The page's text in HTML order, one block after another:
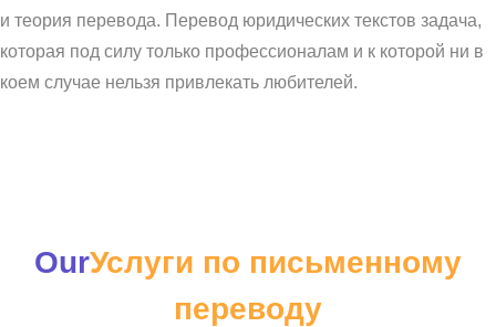
и теория перевода. Перевод юридических текстов задача,
которая под силу только профессионалам и к которой ни в
коем случае нельзя привлекать любителей.
OurУслуги по письменному
переводу